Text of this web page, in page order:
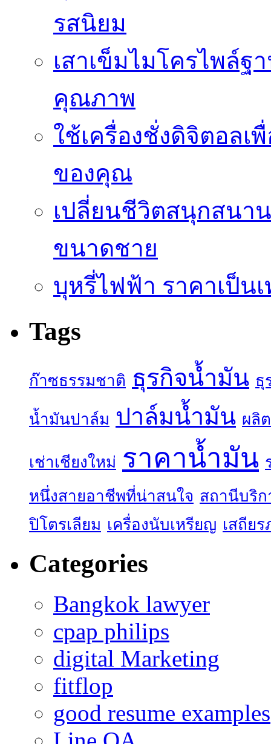
รสนิยม
เสาเข็มไมโครไพล์ฐ
คุณภาพ
ใช้เครื่องชั่งดิจิตอล
ของคุณ
เปลี่ยนชีวิตสนุกสนา
ขนาดชาย
บุหรี่ไฟฟ้า ราคาเป็น
Tags
ก๊าซธรรมชาติ ธุรกิจน้ำมัน ธุ
น้ำมันปาล์ม ปาล์มน้ำมัน ผลิ
เช่าเชียงใหม่ ราคาน้ำมัน
หนึ่งสายอาชีพที่น่าสนใจ สถานีบริ
ปิโตรเลียม เครื่องนับเหรียญ เสถีย
Categories
Bangkok lawyer
cpap philips
digital Marketing
fitflop
good resume examples